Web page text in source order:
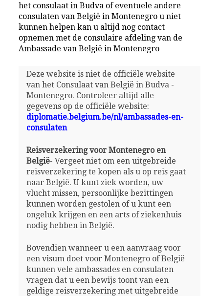
het consulaat in Budva of eventuele andere
consulaten van België in Montenegro u niet
kunnen helpen kan u altijd nog contact
opnemen met de consulaire afdeling van de
Ambassade van België in Montenegro
Deze website is niet de officiële website
van het Consulaat van België in Budva -
Montenegro. Controleer altijd alle
gegevens op de officiële website:
diplomatie.belgium.be/nl/ambassades-en-
consulaten
Reisverzekering voor Montenegro en
België- Vergeet niet om een uitgebreide
reisverzekering te kopen als u op reis gaat
naar België. U kunt ziek worden, uw
vlucht missen, persoonlijke bezittingen
kunnen worden gestolen of u kunt een
ongeluk krijgen en een arts of ziekenhuis
nodig hebben in België.
Bovendien wanneer u een aanvraag voor
een visum doet voor Montenegro of België
kunnen vele ambassades en consulaten
vragen dat u een bewijs toont van een
geldige reisverzekering met uitgebreide